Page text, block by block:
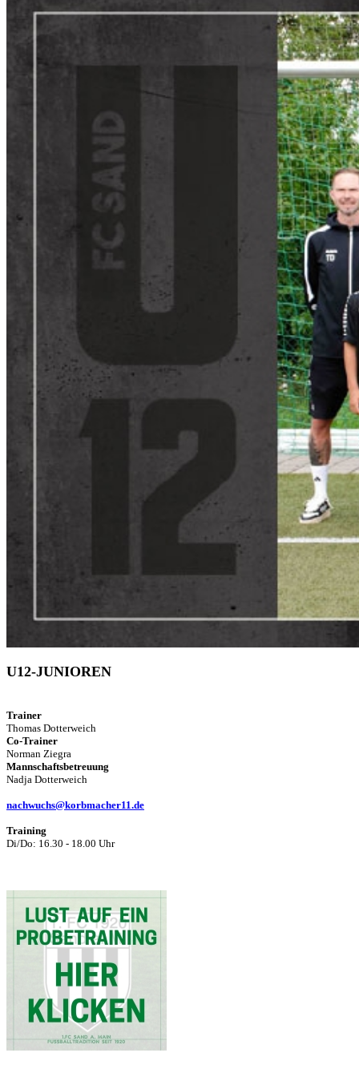
1.FC Sand a. Main
U12-JUNIOREN
Trainer
Thomas Dotterweich
Co-Trainer
Norman Ziegra
Mannschaftsbetreuung
Nadja Dotterweich
nachwuchs@korbmacher11.de
Training
Di/Do: 16.30 - 18.00 Uhr